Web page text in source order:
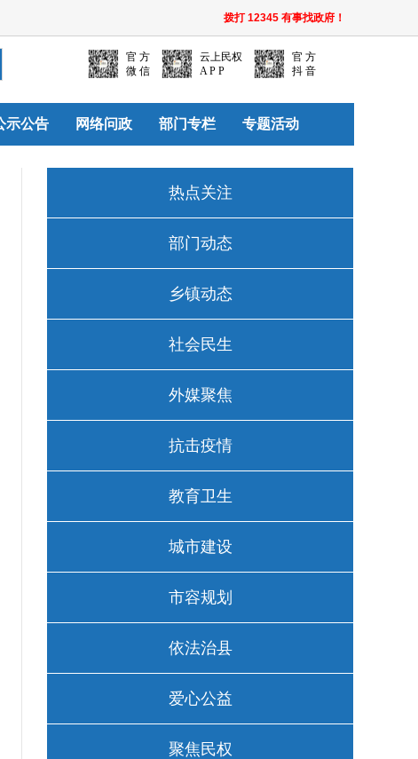
拨打 12345 有事找政府！
官 方
微 信
云上民权
A P P
官 方
抖 音
示公告 网络问政 部门专栏 专题活动
热点关注
部门动态
乡镇动态
社会民生
外媒聚焦
抗击疫情
教育卫生
城市建设
市容规划
依法治县
爱心公益
聚焦民权